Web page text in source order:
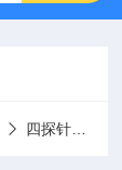
四探针测试仪